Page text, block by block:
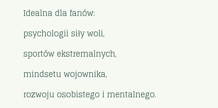
Idealna dla fanów:
psychologii siły woli,
sportów ekstremalnych,
mindsetu wojownika,
rozwoju osobistego i mentalnego.